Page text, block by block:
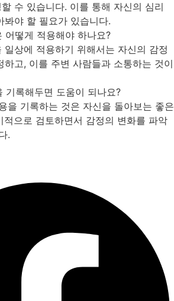
수 있습니다. 이를 통해 자신의 심리
봐야 할 필요가 있습니다.
어떻게 적용해야 하나요?
일상에 적용하기 위해서는 자신의 감정
하고, 이를 주변 사람들과 소통하는 것이
기록해두면 도움이 되나요?
을 기록하는 것은 자신을 돌아보는 좋은
적으로 검토하면서 감정의 변화를 파악
.